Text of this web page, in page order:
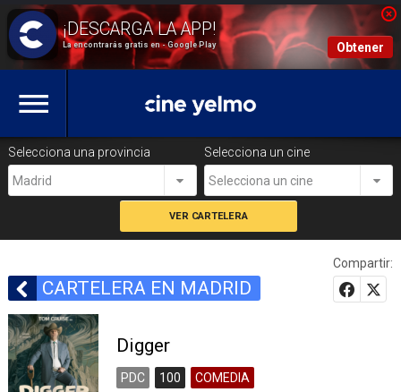
La encontrarás gratis en - Google Play Obtener
Selecciona una provincia
Madrid
Selecciona un cine
Selecciona un cine
CARTELERA EN MADRID
Compartir:
Digger
PDC 100 COMEDIA